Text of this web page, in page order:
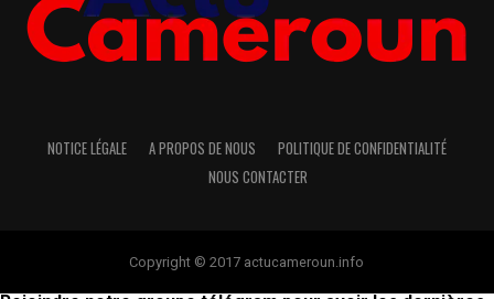
NOTICE LÉGALE A PROPOS DE NOUS
POLITIQUE DE CONFIDENTIALITÉ
NOUS CONTACTER
Copyright © 2017 actucameroun.info